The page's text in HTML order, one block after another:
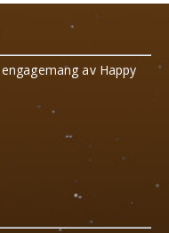
av Happy